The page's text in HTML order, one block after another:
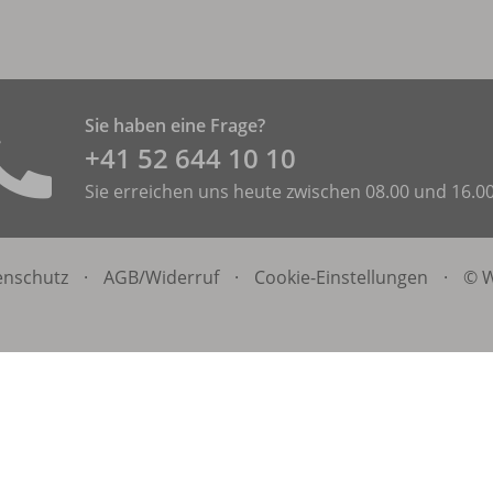
Sie haben eine Frage?
+41 52 644 10 10
Sie erreichen uns heute zwischen 08.00 und
· AGB/Widerruf · Cookie-Einstellungen · ©